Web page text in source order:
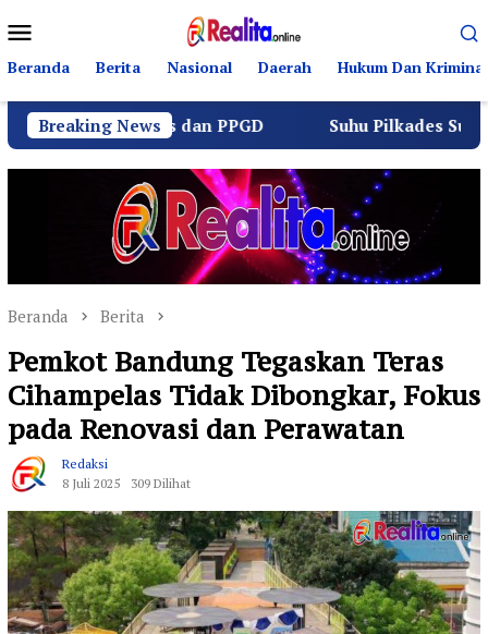
ke
kontenMobile
Beranda Berita Nasional Daerah Hukum Dan Kriminal
Breaking News
dan PPGD Suhu Pilkades Sukamulya
Beranda Berita
Pemkot Bandung Tegaskan Teras
Cihampelas Tidak Dibongkar, Fokus
pada Renovasi dan Perawatan
Redaksi
8 Juli 2025
309 Dilihat